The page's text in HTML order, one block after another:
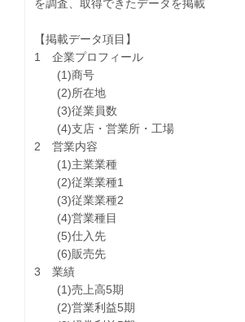
を調査、取得できたデータを掲載
【掲載データ項目】
1 企業プロフィール
(1)商号
(2)所在地
(3)従業員数
(4)支店・営業所・工場
2 営業内容
(1)主業業種
(2)従業業種1
(3)従業業種2
(4)営業種目
(5)仕入先
(6)販売先
3 業績
(1)売上高5期
(2)営業利益5期